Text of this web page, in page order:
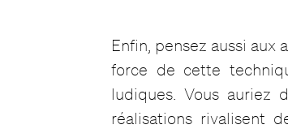
Enfin, pensez aussi aux
force de cette
ludiques. Vous auriez
réalisations rivalisent